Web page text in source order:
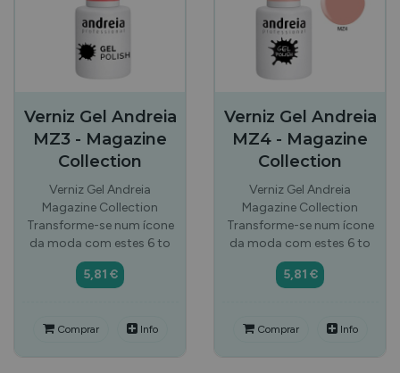
Verniz Gel Andreia
MZ3 - Magazine
Collection
Verniz Gel Andreia
Magazine Collection
Transforme-se num ícone
da moda com estes 6 to
5,81 €
Comprar Info
Verniz Gel Andreia
MZ4 - Magazine
Collection
Verniz Gel Andreia
Magazine Collection
Transforme-se num ícone
da moda com estes 6 to
5,81 €
Comprar Info